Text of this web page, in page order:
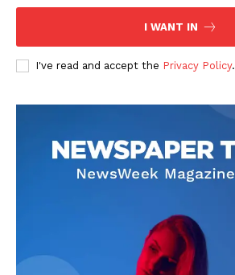
I WANT IN
I've read and accept the Privacy Policy.